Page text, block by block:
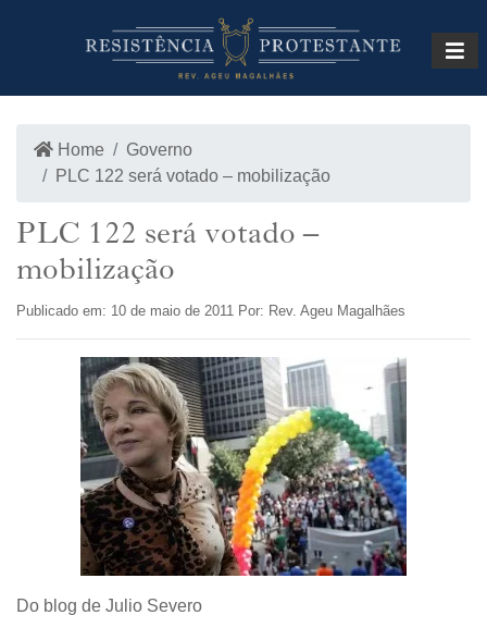
LOJA
Home
Governo
PLC 122 será votado – mobilização
PLC 122 será votado –
mobilização
Publicado em: 10 de maio de 2011 Por: Rev. Ageu Magalhães
Do blog de Julio Severo